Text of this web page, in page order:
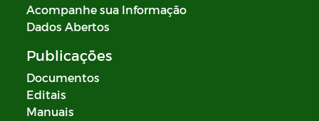
Acompanhe sua Informação
Dados Abertos
Publicações
Documentos
Editais
Manuais